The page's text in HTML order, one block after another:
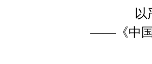
以
——《中国